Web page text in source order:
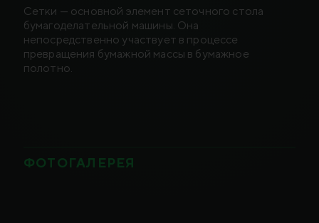
Сетки — основной элемент сеточного стола
бумагоделательной машины. Она
непосредственно участвует в процессе
превращения бумажной массы в бумажное
полотно.
ФОТОГАЛЕРЕЯ